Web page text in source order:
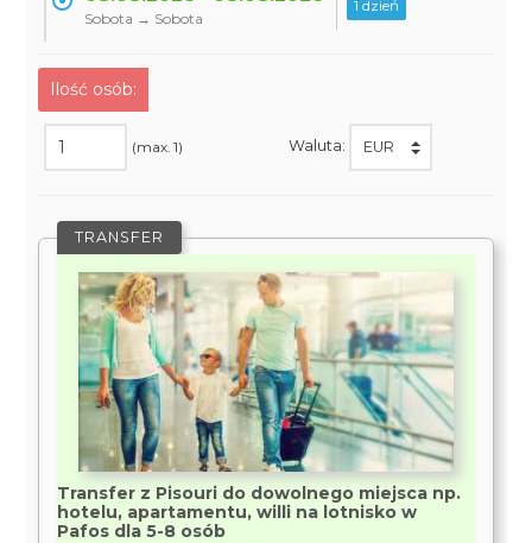
Sobota → Sobota
1 dzień
Ilość osób:
(max. 1) Waluta:
TRANSFER
Transfer z Pisouri do dowolnego miejsca np.
hotelu, apartamentu, willi na lotnisko w
Pafos dla 5-8 osób